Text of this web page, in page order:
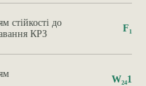
стійкості до
КРЗ
F₁
W₂₄1